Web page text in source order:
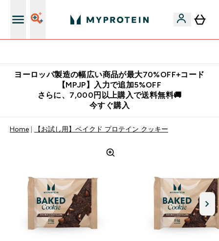
ヨーロッパ製造の幅広い商品が最大70%OFF+コード
【MPJP】入力で追加5%OFF
さらに、7,000円以上購入で送料無料🚚
今すぐ購入
Home 【お試し用】ベイクド プロテイン クッキー